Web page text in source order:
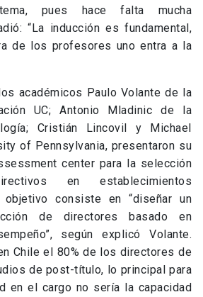
pues hace falta mucha
“La inducción es fundamental,
de los profesores uno entra a la
académicos Paulo Volante de la
UC; Antonio Mladinic de la
Cristián Lincovil y Michael
of Pennsylvania, presentaron su
center para la selección
en establecimientos
objetivo consiste en “diseñar un
de directores basado en
según explicó Volante.
Chile el 80% de los directores de
de post-título, lo principal para
en el cargo no sería la capacidad